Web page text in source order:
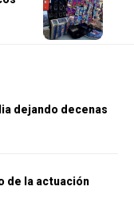
dejando decenas
de la actuación